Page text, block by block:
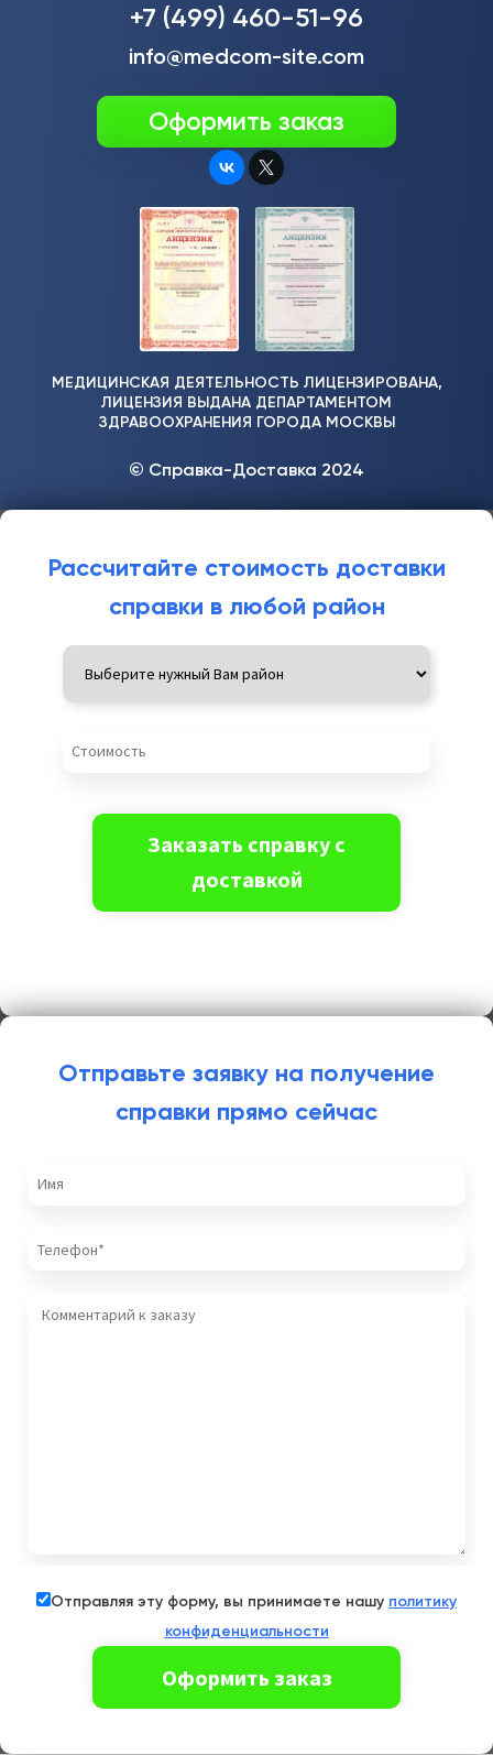
МЕДИЦИНСКАЯ ДЕЯТЕЛЬНОСТЬ ЛИЦЕНЗИРОВАНА,
ЛИЦЕНЗИЯ ВЫДАНА ДЕПАРТАМЕНТОМ
ЗДРАВООХРАНЕНИЯ ГОРОДА МОСКВЫ
+7 (499) 460-51-96
info@medcom-site.com
Оформить заказ
© Справка-Доставка 2024
Рассчитайте стоимость доставки
справки в любой район
Отправьте заявку на получение
справки прямо сейчас
Отправляя эту форму, вы принимаете нашу политику
конфиденциальности